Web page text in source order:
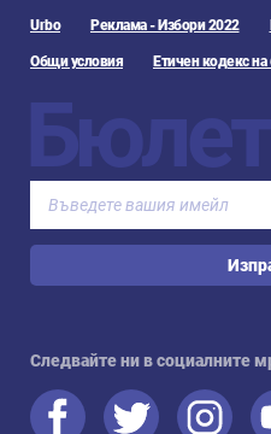
Urbo Реклама - Избори 2022
Общи условия Етичен кодекс
Следвайте ни в социалните